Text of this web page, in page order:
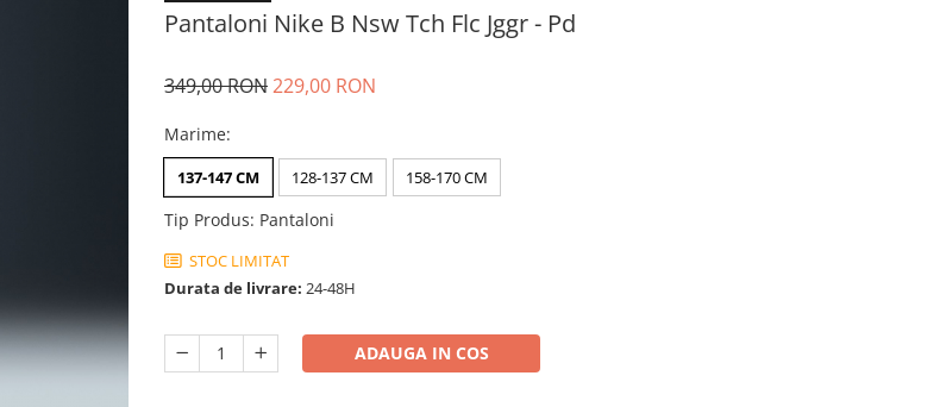
Pantaloni Nike B Nsw Tch Flc Jggr - Pd
349,00 RON229,00 RON
Marime:
137-147 CM 128-137 CM 158-170 CM
Tip Produs: Pantaloni
STOC LIMITAT
Durata de livrare: 24-48H
ADAUGA IN COS